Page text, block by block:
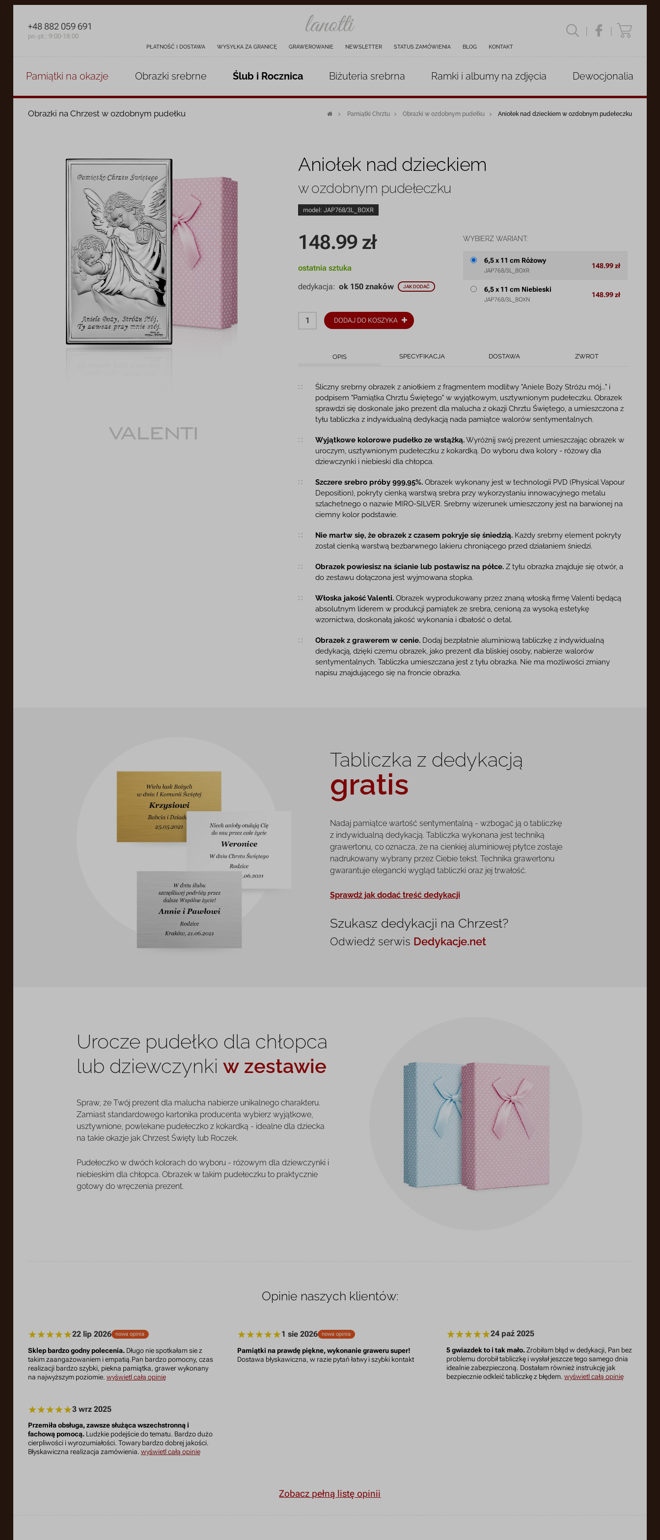
PŁATNOŚĆ I DOSTAWA WYSYŁKA ZA GRANICĘ GRAWEROWANIE NEWSLETTER STATUS ZAMÓWIENIA BLOG KONTAKT
| |
+48 882 059 691
pn.-pt.: 9:00-18:00
Pamiątki na okazje Obrazki srebrne Ślub i Rocznica Biżuteria srebrna Ramki i albumyna zdjęcia Dewocjonalia
Obrazki na Chrzest w ozdobnym pudełku Pamiątki Chrztu Obrazki w ozdobnym pudełku Aniołek nad dzieckiem w ozdobnym pudełeczku
Aniołek nad dzieckiem
w ozdobnym pudełeczku
model:JAP768/3L_BOXR
148.99 zł
ostatnia sztuka
dedykacja:ok 150 znaków JAK DODAĆ
DODAJ DO KOSZYKA
WYBIERZ WARIANT:
6,5 x 11 cm Różowy
JAP768/3L_BOXR
148.99 zł
6,5 x 11 cm Niebieski
JAP768/3L_BOXN
148.99 zł
OPIS SPECYFIKACJA DOSTAWA ZWROT
Opis produktu
Śliczny srebrny obrazek z aniołkiem z fragmentem modlitwy "Aniele Boży Stróżu mój..." i
podpisem "Pamiątka Chrztu Świętego" w wyjątkowym, usztywnionym pudełeczku. Obrazek
sprawdzi się doskonale jako prezent dla malucha z okazji Chrztu Świętego, a umieszczona z
tyłu tabliczka z indywidualną dedykacją nada pamiątce walorów sentymentalnych.
Wyjątkowe kolorowe pudełko ze wstążką.Wyróżnij swój prezent umieszczając obrazek w
uroczym, usztywnionym pudełeczku z kokardką. Do wyboru dwa kolory - różowy dla
dziewczynki i niebieski dla chłopca.
Szczere srebro próby 999,95%. Obrazek wykonany jest w technologii PVD (Physical Vapour
Deposition), pokryty cienką warstwą srebra przy wykorzystaniu innowacyjnego metalu
szlachetnego o nazwie MIRO-SILVER. Srebrny wizerunek umieszczony jest na barwionej na
ciemny kolor podstawie.
Nie martw się, że obrazek z czasem pokryje się śniedzią. Każdy srebrny element pokryty
został cienką warstwą bezbarwnego lakieru chroniącego przed działaniem śniedzi.
Obrazek powiesisz na ścianie lub postawisz na półce. Z tyłu obrazka znajduje się otwór, a
do zestawu dołączona jest wyjmowana stopka.
Włoska jakość Valenti. Obrazek wyprodukowany przez znaną włoską firmę Valenti będącą
absolutnym liderem w produkcji pamiątek ze srebra, cenioną za wysoką estetykę
wzornictwa, doskonałą jakość wykonania i dbałość o detal.
Obrazek z grawerem w cenie. Dodaj bezpłatnie aluminiową tabliczkę z indywidualną
dedykacją, dzięki czemu obrazek, jako prezent dla bliskiej osoby, nabierze walorów
sentymentalnych. Tabliczka umieszczana jest z tyłu obrazka. Nie ma możliwości zmiany
napisu znajdującego się na froncie obrazka.
Tabliczka z dedykacją
gratis
Nadaj pamiątce wartość sentymentalną - wzbogać ją o tabliczkę
z indywidualną dedykacją. Tabliczka wykonana jest techniką
grawertonu, co oznacza, że na cienkiej aluminiowej płytce zostaje
nadrukowany wybrany przez Ciebie tekst. Technika grawertonu
gwarantuje elegancki wygląd tabliczki oraz jej trwałość.
Sprawdź jak dodać treść dedykacji
Szukasz dedykacji na Chrzest?
Odwiedź serwis Dedykacje.net
Urocze pudełko dla chłopca
lub dziewczynki w zestawie
Spraw, że Twój prezent dla malucha nabierze unikalnego charakteru.
Zamiast standardowego kartonika producenta wybierz wyjątkowe,
usztywnione, powlekane pudełeczko z kokardką - idealne dla dziecka
na takie okazje jak Chrzest Święty lub Roczek.
Pudełeczko w dwóch kolorach do wyboru - różowym dla dziewczynki i
niebieskim dla chłopca. Obrazek w takim pudełeczku to praktycznie
gotowy do wręczenia prezent.
Opinie naszych klientów:
22 lip 2026 nowa opinia
Sklep bardzo godny polecenia.Długo nie spotkałam sie z
takim zaangażowaniem i empatią.Pan bardzo pomocny, czas
realizacji bardzo szybki, piekna pamiątka, grawer wykonany
na najwyższym poziomie. wyświetl całą opinię
1 sie 2026 nowa opinia
Pamiątki na prawdę piękne, wykonanie graweru super!
Dostawa błyskawiczna, w razie pytań łatwy i szybki kontakt
24 paź 2025
5 gwiazdek to i tak mało.Zrobiłam błąd w dedykacji, Pan bez
problemu dorobił tabliczkę i wysłał jeszcze tego samego dnia
idealnie zabezpieczoną. Dostałam również instrukcję jak
bezpiecznie odkleić tabliczkę z błędem.wyświetl całą opinię
3 wrz 2025
Przemiła obsługa, zawsze służąca wszechstronną i
fachową pomocą.Ludzkie podejście do tematu. Bardzo dużo
cierpliwości i wyrozumiałości. Towary bardzo dobrej jakości.
Błyskawiczna realizacja zamówienia. wyświetl całą opinię
Zobacz pełną listę opinii